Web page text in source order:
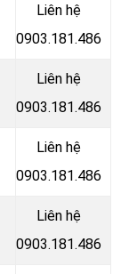
Liên hệ
0903.181.486
Liên hệ
0903.181.486
Liên hệ
0903.181.486
Liên hệ
0903.181.486